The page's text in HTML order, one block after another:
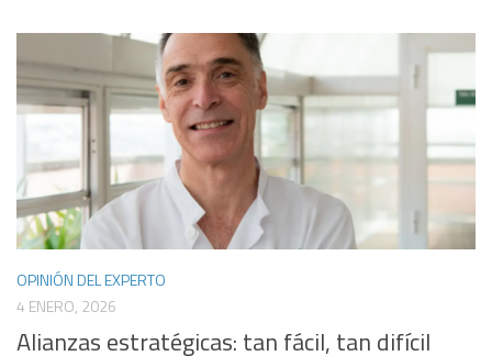
OPINIÓN DEL EXPERTO
4 ENERO, 2026
Alianzas estratégicas: tan fácil, tan difícil